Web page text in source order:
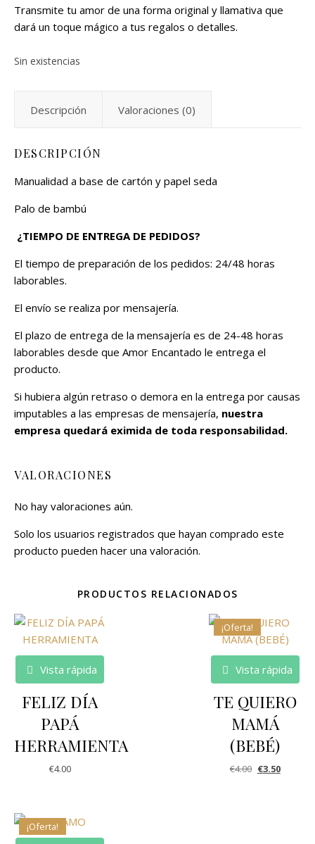
Transmite tu amor de una forma original y llamativa que
dará un toque mágico a tus regalos o detalles.
Sin existencias
Descripción Valoraciones (0)
DESCRIPCIÓN
Manualidad a base de cartón y papel seda
Palo de bambú
¿TIEMPO DE ENTREGA DE PEDIDOS?
El tiempo de preparación de los pedidos: 24/48 horas
laborables.
El envío se realiza por mensajería.
El plazo de entrega de la mensajería es de 24-48 horas
laborables desde que Amor Encantado le entrega el
producto.
Si hubiera algún retraso o demora en la entrega por causas
imputables a las empresas de mensajería, nuestra
empresa quedará eximida de toda responsabilidad.
VALORACIONES
No hay valoraciones aún.
Solo los usuarios registrados que hayan comprado este
producto pueden hacer una valoración.
PRODUCTOS RELACIONADOS
Vista rápida
FELIZ DÍA
PAPÁ
HERRAMIENTA
€4.00
¡Oferta!
Vista rápida
TE QUIERO
MAMÁ
(BEBÉ)
€4.00 €3.50
¡Oferta!